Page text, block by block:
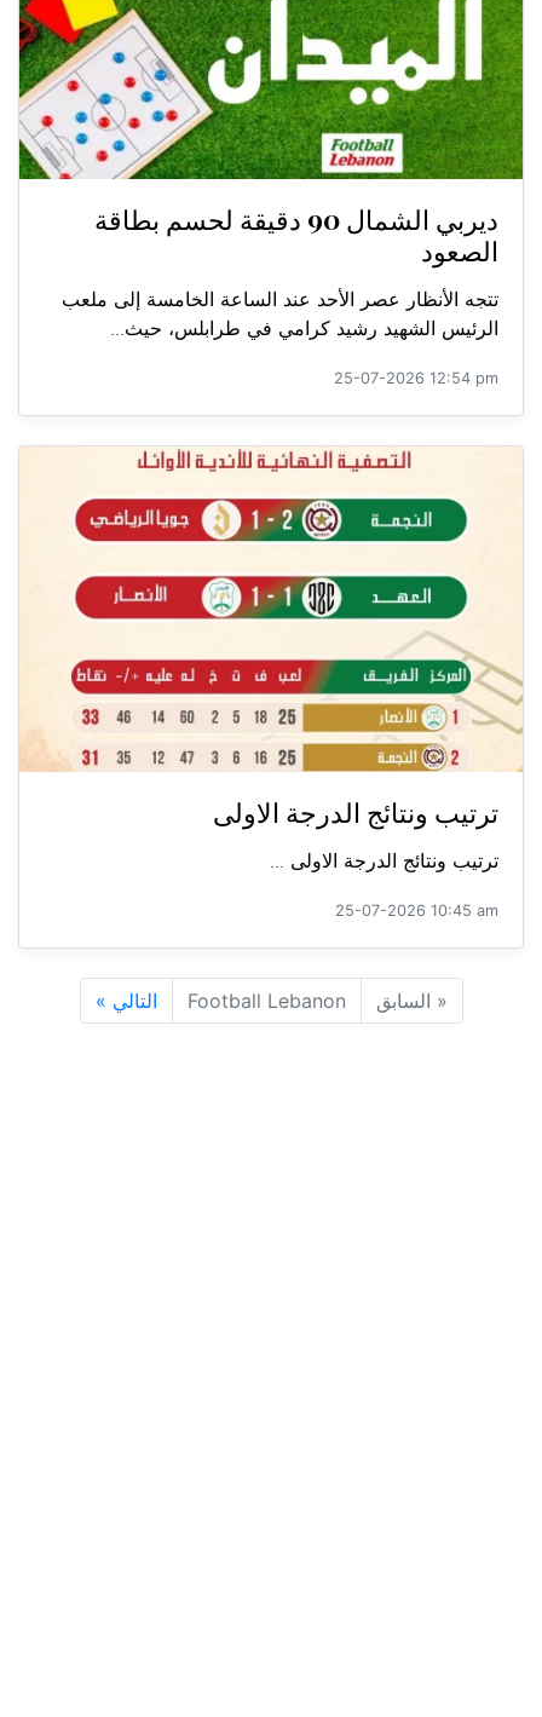
ديربي الشمال 90 دقيقة لحسم بطاقة
الصعود
تتجه الأنظار عصر الأحد عند الساعة الخامسة إلى ملعب
الرئيس الشهيد رشيد كرامي في طرابلس، حيث...
25-07-2026 12:54 pm
ترتيب ونتائج الدرجة الاولى
ترتيب ونتائج الدرجة الاولى ...
25-07-2026 10:45 am
« السابق Football Lebanon التالي »